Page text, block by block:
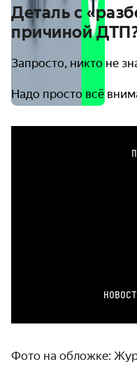
Деталь с
причиной
Запросто, никто не
Надо просто всё
Фото на обложке: